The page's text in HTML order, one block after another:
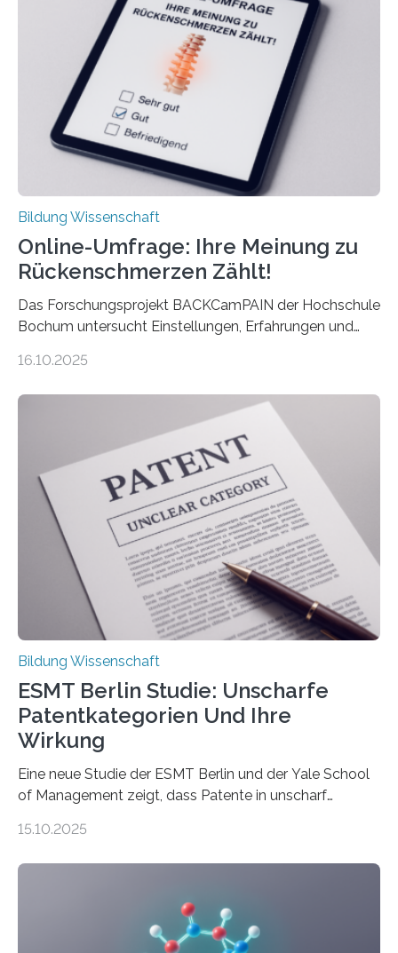
Euro und damit etwa 30 Prozent zu niedrig. Zu diesem
Ergebnis kommt eine neue Studie des ZEW Mannheim
mit der Universität Tilburg. „Werden Frauen unter 30
Jahren erstmals…
Bildung Wissenschaft
Online-Umfrage: Ihre Meinung zu
Rückenschmerzen Zählt!
Das Forschungsprojekt BACKCamPAIN der Hochschule
Bochum untersucht Einstellungen, Erfahrungen und
gehören zu den häufigsten gesundheitlichen
Rückenschmerzen denken und welche Erfahrungen sie
damit gemacht haben, kann entscheidend
beeinflussen, wie Schmerzen verlaufen und welche
Therapien wirken. Diese individuellen Überzeugungen
stehen im Mittelpunkt einer aktuellen Studie der
Hochschule Bochum. Im Rahmen des
Promotionsprojekts „BACKCamPAIN“ führt die
Doktorandin Deborah Jost (Hochschule Bochum,
Promotionskolleg NRW) derzeit eine Online-Umfrage
durch. Ziel ist es, herauszufinden,…
16.10.2025
Bildung Wissenschaft
ESMT Berlin Studie: Unscharfe
Patentkategorien Und Ihre
Wirkung
Eine neue Studie der ESMT Berlin und der Yale School
of Management zeigt, dass Patente in unscharf
häufiger zu bahnbrechenden Innovationen führen und
Erfindungen entstehen besonders dann, wenn
Wissenskategorien verschwimmen. Das zeigt neue
Forschung von Gianluca Carnabuci, Professor of
15.10.2025